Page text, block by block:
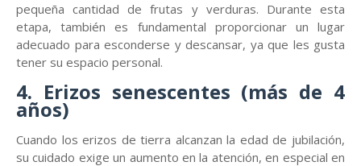
pequeña cantidad de frutas y verduras. Durante esta
etapa, también es fundamental proporcionar un lugar
adecuado para esconderse y descansar, ya que les gusta
tener su espacio personal.
4. Erizos senescentes (más de 4
años)
Cuando los erizos de tierra alcanzan la edad de jubilación,
su cuidado exige un aumento en la atención, en especial en